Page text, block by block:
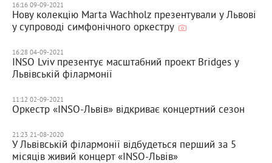
16:16 09-09-2021
Нову колекцію Marta Wachholz презентували у Львові
у супроводі симфонічного оркестру
16:28 04-09-2021
INSO Lviv презентує масштабний проект Bridges у
Львівській філармонії
11:12 02-09-2021
Оркестр «INSO-Львів» відкриває концертний сезон
21:23 21-08-2020
У Львівській філармонії відбудеться перший за 5
місяців живий концерт «INSO-Львів»